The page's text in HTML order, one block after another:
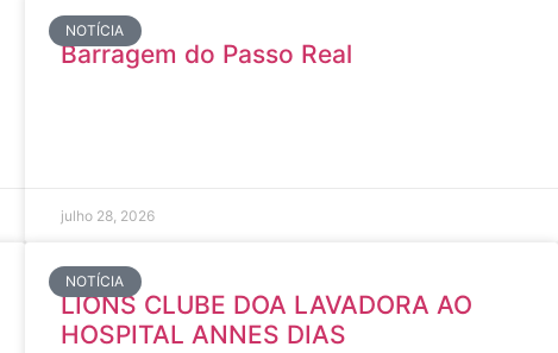
NOTÍCIA
Barragem do Passo Real
julho 28, 2026
NOTÍCIA
LIONS CLUBE DOA LAVADORA AO
HOSPITAL ANNES DIAS